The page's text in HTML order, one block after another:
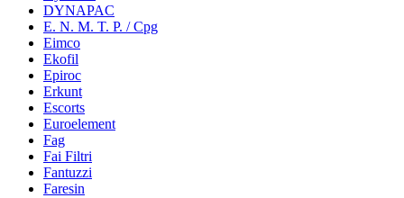
DYNAPAC
E. N. M. T. P. / Cpg
Eimco
Ekofil
Epiroc
Erkunt
Escorts
Euroelement
Fag
Fai Filtri
Fantuzzi
Faresin